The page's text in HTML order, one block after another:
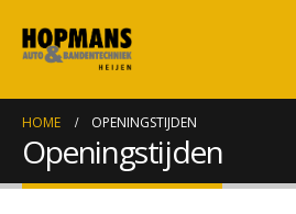
HOME OPENINGSTIJDEN
Openingstijden